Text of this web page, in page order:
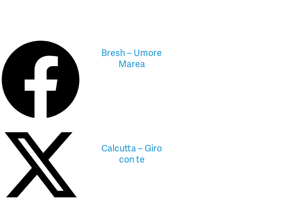
Bresh – Umore
Marea
Calcutta – Giro
con te